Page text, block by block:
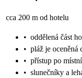
cca 200 m od hotelu
• oddělená část
• pláž je oceněná
• přístup po
• slunečníky a